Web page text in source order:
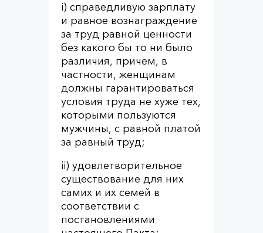
i) справедливую зарплату
и равное вознаграждение
за труд равной ценности
без какого бы то ни было
различия, причем, в
частности, женщинам
должны гарантироваться
условия труда не хуже тех,
которыми пользуются
мужчины, с равной платой
за равный труд;
ii) удовлетворительное
существование для них
самих и их семей в
соответствии с
постановлениями